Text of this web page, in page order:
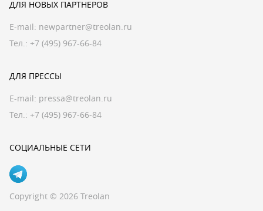
ДЛЯ НОВЫХ ПАРТНЕРОВ
E-mail: newpartner@treolan.ru
Тел.: +7 (495) 967-66-84
ДЛЯ ПРЕССЫ
E-mail: pressa@treolan.ru
Тел.: +7 (495) 967-66-84
СОЦИАЛЬНЫЕ СЕТИ
Copyright © 2026 Treolan